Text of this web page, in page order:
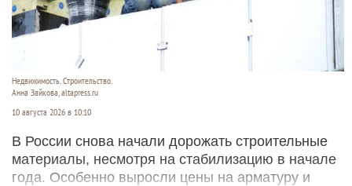
Недвижимость. Строительство.
Анна Зайкова, altapress.ru
10 августа 2026 в 10:10
В России снова начали дорожать строительные
материалы, несмотря на стабилизацию в начале
года. Особенно выросли цены на арматуру и